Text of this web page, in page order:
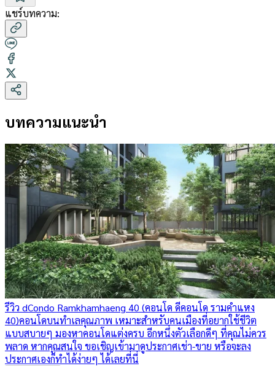
แชร์บทความ:
บทความแนะนำ
รีวิว dCondo Ramkhamhaeng 40 (คอนโด ดีคอนโด รามคำแหง
40)คอนโดบนทำเลคุณภาพ เหมาะสำหรับคนเมืองที่อยากใช้ชีวิต
แบบสบายๆ มองหาคอนโดแต่งครบ อีกหนึ่งตัวเลือกดีๆ ที่คุณไม่ควร
พลาด หากคุณสนใจ ขอเชิญเข้ามาดูประกาศเช่า-ขาย หรือจะลง
ประกาศเองก็ทำได้ง่ายๆ ได้เลยที่นี่